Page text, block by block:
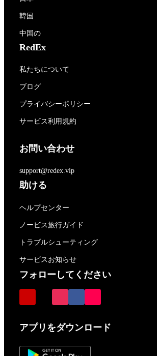
韓国
中国の
RedEx
私たちについて
ブログ
プライバシーポリシー
サービス利用規約
お問い合わせ
support@redex.vip
助ける
ヘルプセンター
ノービス旅行ガイド
トラブルシューティング
サービスお知らせ
フォローしてください
アプリをダウンロード